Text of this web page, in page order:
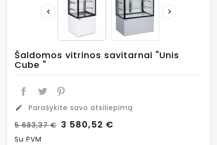
 
Šaldomos vitrinos savitarnai "Unis
Cube "
edit
Parašykite savo atsiliepimą
5 683,37 € 3 580,52 €
Su PVM